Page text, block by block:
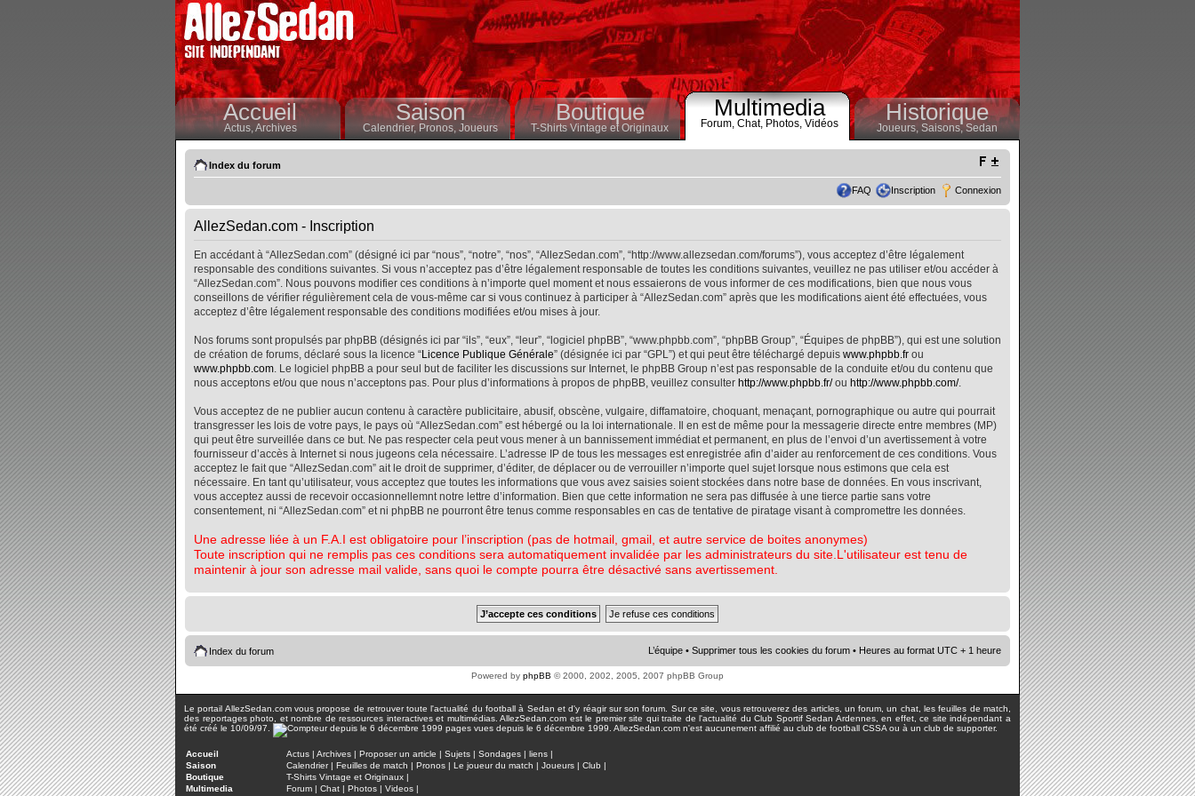
Accueil
Actus,Archives
Saison
Calendrier,Pronos, Joueurs
Boutique
T-Shirts Vintage et Originaux
Multimedia
Forum, Chat, Photos, Vidéos Historique
Joueurs, Saisons,Sedan
Index du forum
FAQ Inscription Connexion
AllezSedan.com - Inscription
En accédant à “AllezSedan.com” (désigné ici par “nous”, “notre”, “nos”, “AllezSedan.com”, “http://www.allezsedan.com/forums”), vous acceptez d’être légalement
responsable des conditions suivantes. Si vous n’acceptez pas d’être légalement responsable de toutes les conditions suivantes, veuillez ne pas utiliser et/ou accéder à
“AllezSedan.com”. Nous pouvons modifier ces conditions à n’importe quel moment et nous essaierons de vous informer de ces modifications, bien que nous vous
conseillons de vérifier régulièrement cela de vous-même car si vous continuez à participer à “AllezSedan.com” après que les modifications aient été effectuées, vous
acceptez d’être légalement responsable des conditions modifiées et/ou mises à jour.
Nos forums sont propulsés par phpBB (désignés ici par “ils”, “eux”, “leur”, “logiciel phpBB”, “www.phpbb.com”, “phpBB Group”, “Équipes de phpBB”), qui est une solution
de création de forums, déclaré sous la licence “Licence Publique Générale” (désignée ici par “GPL”) et qui peut être téléchargé depuis www.phpbb.fr ou
www.phpbb.com. Le logiciel phpBB a pour seul but de faciliter les discussions sur Internet, le phpBB Group n’est pas responsable de la conduite et/ou du contenu que
nous acceptons et/ou que nous n’acceptons pas. Pour plus d’informations à propos de phpBB, veuillez consulter http://www.phpbb.fr/ou http://www.phpbb.com/.
Vous acceptez de ne publier aucun contenu à caractère publicitaire, abusif, obscène, vulgaire, diffamatoire, choquant, menaçant, pornographique ou autre qui pourrait
transgresser les lois de votre pays, le pays où “AllezSedan.com” est hébergé ou la loi internationale. Il en est de même pour la messagerie directe entre membres (MP)
qui peut être surveillée dans ce but. Ne pas respecter cela peut vous mener à un bannissement immédiat et permanent, en plus de l’envoi d’un avertissement à votre
fournisseur d’accès à Internet si nous jugeons cela nécessaire. L’adresse IP de tous les messages est enregistrée afin d’aider au renforcement de ces conditions. Vous
acceptez le fait que “AllezSedan.com” ait le droit de supprimer, d’éditer, de déplacer ou de verrouiller n’importe quel sujet lorsque nous estimons que cela est
nécessaire. En tant qu’utilisateur, vous acceptez que toutes les informations que vous avez saisies soient stockées dans notre base de données. En vous inscrivant,
vous acceptez aussi de recevoir occasionnellemnt notre lettre d’information. Bien que cette information ne sera pas diffusée à une tierce partie sans votre
consentement, ni “AllezSedan.com” et ni phpBB ne pourront être tenus comme responsables en cas de tentative de piratage visant à compromettre les données.
Une adresse liée à un F.A.I est obligatoire pour l’inscription (pas de hotmail, gmail, et autre service de boites anonymes)
Toute inscription qui ne remplis pas ces conditions sera automatiquement invalidée par les administrateurs du site.L'utilisateur est tenu de
maintenir à jour son adresse mail valide, sans quoi le compte pourra être désactivé sans avertissement.
Index du forum L’équipe • Supprimer tous les cookies du forum • Heures au format UTC + 1 heure
Powered by phpBB © 2000, 2002, 2005, 2007 phpBB Group
Le portail AllezSedan.com vous propose de retrouver toute l'actualité du football à Sedan et d'y réagir sur son forum. Sur ce site, vous retrouverez des articles, un forum, un chat, les feuilles de match,
des reportages photo, et nombre de ressources interactives et multimédias. AllezSedan.com est le premier site qui traite de l'actualité du Club Sportif Sedan Ardennes, en effet, ce site indépendant a
été créé le 10/09/97.
pages vues depuis le 6 décembre 1999. AllezSedan.com n'est aucunement affilié au club de football CSSA ou à un club de supporter.
Accueil Actus | Archives | Proposer un article | Sujets | Sondages | liens |
Saison
Calendrier| Feuilles de match | Pronos | Le joueur du match | Joueurs | Club |
Boutique
T-Shirts Vintage et Originaux |
Multimedia
Forum | Chat | Photos | Videos |